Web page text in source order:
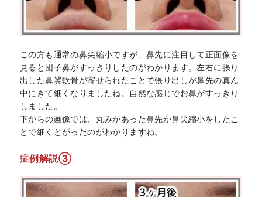
この方も通常の鼻尖縮小ですが、鼻先に注目して正面像を
見ると団子鼻がすっきりしたのがわかります。左右に張り
出した鼻翼軟骨が寄せられたことで張り出しが鼻先の真ん
中にきて細くなりましたね。自然な感じでお鼻がすっきり
しました。
下からの画像では、丸みがあった鼻先が鼻尖縮小をしたこ
とで細くとがったのがわかりますね。
症例解説③